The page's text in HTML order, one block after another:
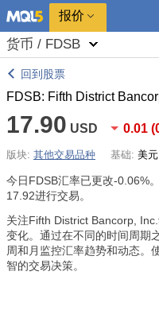
报价
货币 / FDSB
回到股票
FDSB: Fifth District
17.90 USD 0.01 (
版块: 其他交易品种 基础: 美元
今日FDSB汇率已更改-0.06%
17.92进行交易。
关注Fifth District Bancorp,
变化。通过在不同的时间周期
周和月监控汇率趋势和动态。
智的交易决策。